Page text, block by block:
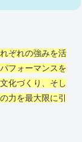
ぞれの強みを活
フォーマンスを
化づくり、そし
力を最大限に引